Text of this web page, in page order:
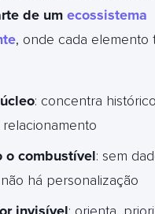
de um ecossistema
, onde cada elemento
: concentra
o combustível: sem
há personalização
invisível: orienta,